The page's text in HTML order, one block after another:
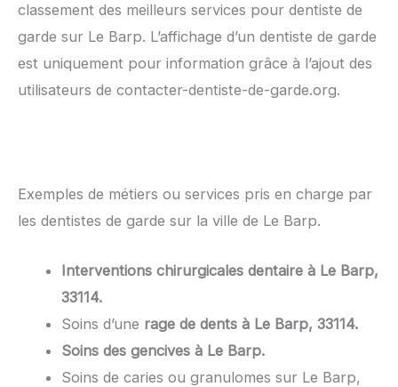
classement des meilleurs services pour dentiste de
garde sur Le Barp. L’affichage d’un dentiste de garde
est uniquement pour information grâce à l’ajout des
utilisateurs de contacter-dentiste-de-garde.org.
Exemples de métiers ou services pris en charge par
les dentistes de garde sur la ville de Le Barp.
Interventions chirurgicales dentaire à Le Barp,
33114.
Soins d’une rage de dents à Le Barp, 33114.
Soins des gencives à Le Barp.
Soins de caries ou granulomes sur Le Barp,